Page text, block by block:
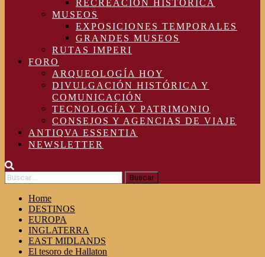
RECREACIÓN HISTÓRICA
MUSEOS
EXPOSICIONES TEMPORALES
GRANDES MUSEOS
RUTAS IMPERI
FORO
ARQUEOLOGÍA HOY
DIVULGACIÓN HISTÓRICA Y
COMUNICACIÓN
TECNOLOGÍA Y PATRIMONIO
CONSEJOS Y AGENCIAS DE VIAJE
ANTIQVA ESSENTIA
NEWSLETTER
Buscar:
Home
DESTINOS
EUROPA
INGLATERRA
EAST MIDLANDS
El tesoro de Hallaton